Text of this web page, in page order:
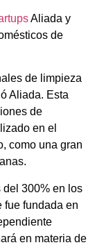
Aliada y
de
de limpieza
Aliada. Esta
de
en el
como una gran
del 300% en los
fue fundada en
en materia de